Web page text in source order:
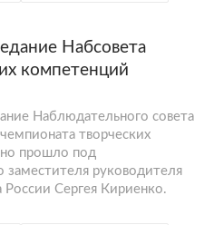
Набсовета
компетенций
Наблюдательного совета
творческих
прошло под
заместителя руководителя
Сергея Кириенко.